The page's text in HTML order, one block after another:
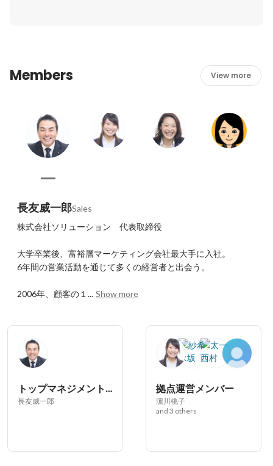
Members View more
長友威一郎Sales
株式会社ソリューション　代表取締役
大学卒業後、富裕層マーケティング会社最大手に入社。
6年間の営業活動を通じて多くの経営者と出会う。
2006年、顧客の１... Show more
トップマネジメントチーム
長友威一郎
拠点運営メンバー
濵川桃子
and 3 others